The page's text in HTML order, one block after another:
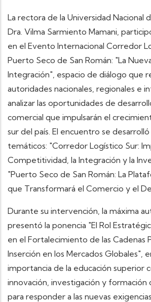
La rectora de la Universidad Nacional
Dra. Vilma Sarmiento Mamani,
en el Evento Internacional Corredor
Puerto Seco de San Román: "La
Integración", espacio de diálogo que
autoridades nacionales, regionales e
analizar las oportunidades de
comercial que impulsarán el
sur del país. El encuentro se
temáticos: "Corredor Logístico Sur:
Competitividad, la Integración y la
"Puerto Seco de San Román: La
que Transformará el Comercio y el
Durante su intervención, la máxima
presentó la ponencia "El Rol
en el Fortalecimiento de las Cadenas
Inserción en los Mercados Globales",
importancia de la educación superior
innovación, investigación y formación
para responder a las nuevas